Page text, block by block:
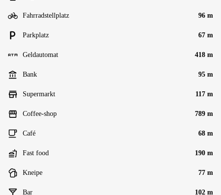
Fahrradstellplatz 96 m
Parkplatz 67 m
Geldautomat 418 m
Bank 95 m
Supermarkt 117 m
Coffee-shop 789 m
Café 68 m
Fast food 190 m
Kneipe 77 m
Bar 102 m